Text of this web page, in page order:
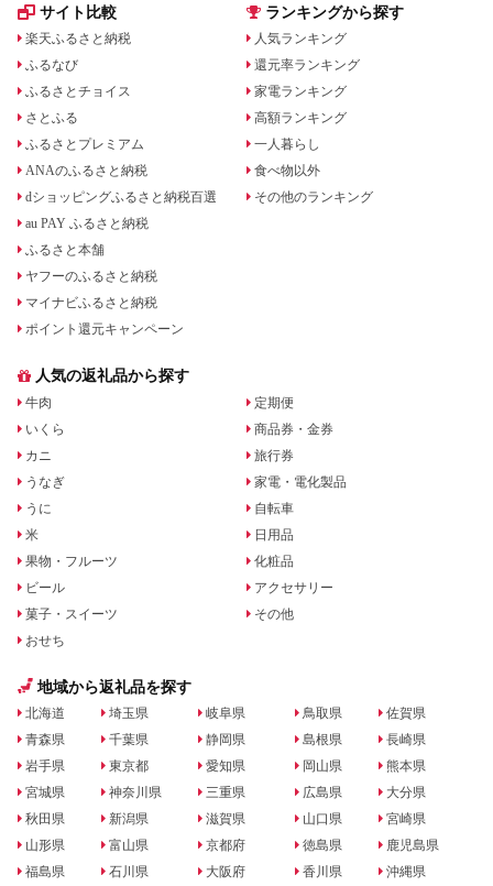
サイト比較
楽天ふるさと納税
ふるなび
ふるさとチョイス
さとふる
ふるさとプレミアム
ANAのふるさと納税
dショッピングふるさと納税百選
au PAY ふるさと納税
ふるさと本舗
ヤフーのふるさと納税
マイナビふるさと納税
ポイント還元キャンペーン
ランキングから探す
人気ランキング
還元率ランキング
家電ランキング
高額ランキング
一人暮らし
食べ物以外
その他のランキング
人気の返礼品から探す
牛肉
いくら
カニ
うなぎ
うに
米
果物・フルーツ
ビール
菓子・スイーツ
おせち
定期便
商品券・金券
旅行券
家電・電化製品
自転車
日用品
化粧品
アクセサリー
その他
地域から返礼品を探す
北海道
青森県
岩手県
宮城県
秋田県
山形県
福島県
埼玉県
千葉県
東京都
神奈川県
新潟県
富山県
石川県
岐阜県
静岡県
愛知県
三重県
滋賀県
京都府
大阪府
鳥取県
島根県
岡山県
広島県
山口県
徳島県
香川県
佐賀県
長崎県
熊本県
大分県
宮崎県
鹿児島県
沖縄県